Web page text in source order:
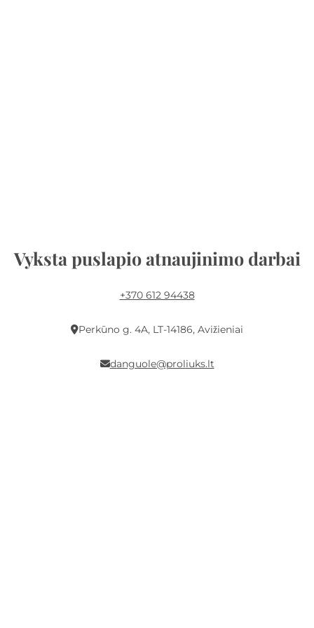
Vyksta puslapio atnaujinimo darbai
+370 612 94438
Perkūno g. 4A, LT-14186, Avižieniai
danguole@proliuks.lt